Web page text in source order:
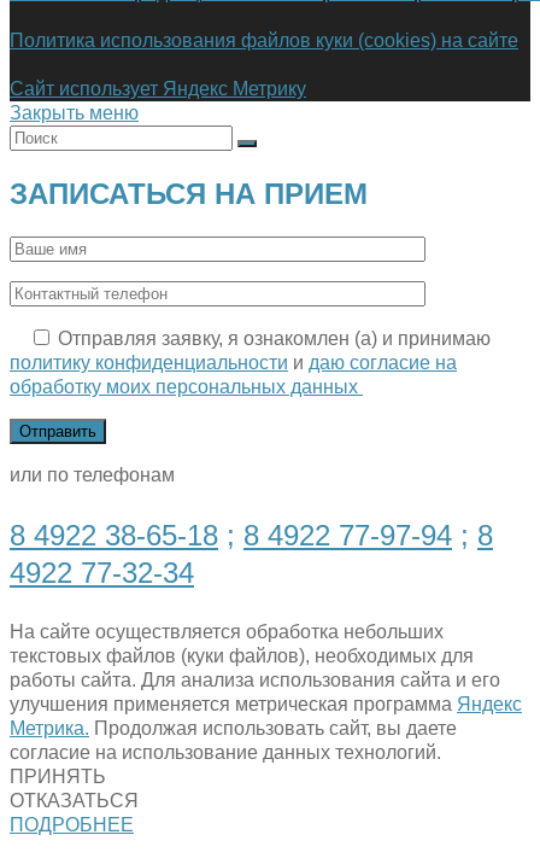
Политика использования файлов куки (cookies) на сайте
Сайт использует Яндекс Метрику
Закрыть меню
ЗАПИСАТЬСЯ НА ПРИЕМ
Отправляя заявку, я ознакомлен (а) и принимаю
политику конфиденциальности и даю согласие на
обработку моих персональных данных
или по телефонам
8 4922 38-65-18 ; 8 4922 77-97-94 ; 8
4922 77-32-34
На сайте осуществляется обработка небольших
текстовых файлов (куки файлов), необходимых для
работы сайта. Для анализа использования сайта и его
улучшения применяется метрическая программа Яндекс
Метрика. Продолжая использовать сайт, вы даете
согласие на использование данных технологий.
ПРИНЯТЬ
ОТКАЗАТЬСЯ
ПОДРОБНЕЕ